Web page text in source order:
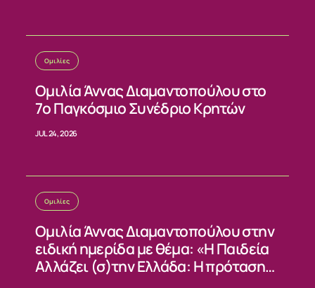
Ομιλίες
Ομιλία Άννας Διαμαντοπούλου στο
7ο Παγκόσμιο Συνέδριο Κρητών
JUL 24, 2026
Ομιλίες
Ομιλία Άννας Διαμαντοπούλου στην
ειδική ημερίδα με θέμα: «Η Παιδεία
Αλλάζει (σ)την Ελλάδα: Η πρόταση